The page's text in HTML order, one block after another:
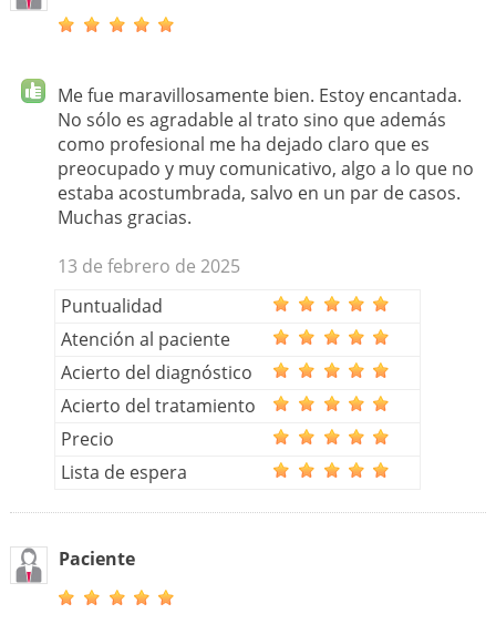
Me fue maravillosamente bien. Estoy encantada.
No sólo es agradable al trato sino que además
como profesional me ha dejado claro que es
preocupado y muy comunicativo, algo a lo que no
estaba acostumbrada, salvo en un par de casos.
Muchas gracias.
13 de febrero de 2025
Puntualidad
Atención al paciente
Acierto del diagnóstico
Acierto del tratamiento
Precio
Lista de espera
Paciente